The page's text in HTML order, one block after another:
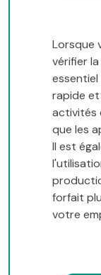
Lorsque
vérifier
rapide
activités
que les
Il est
forfait
votre